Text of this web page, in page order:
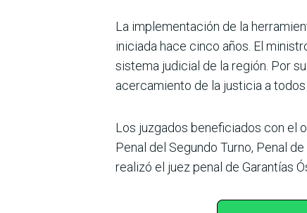
La implementación de la
ini­ciada hace cinco años. El
sistema judicial de la región. Por
acercamiento de la justicia a
Los juzgados beneficiados con el
Penal del Segundo Turno, Penal
rea­lizó el juez penal de Garantías